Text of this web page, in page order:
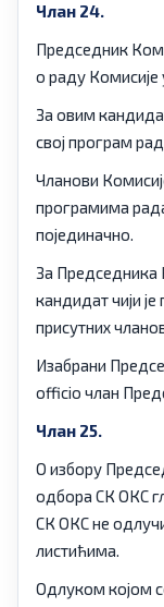
Члан 24.
Председник
о раду
За овим
свој програм
Чланови
програмима
појединачно.
За Председника
кандидат чији
присутних
Изабрани
officio члан
Члан 25.
О избору
одбора СК ОКС
СК ОКС не
листићима.
Одлуком којом